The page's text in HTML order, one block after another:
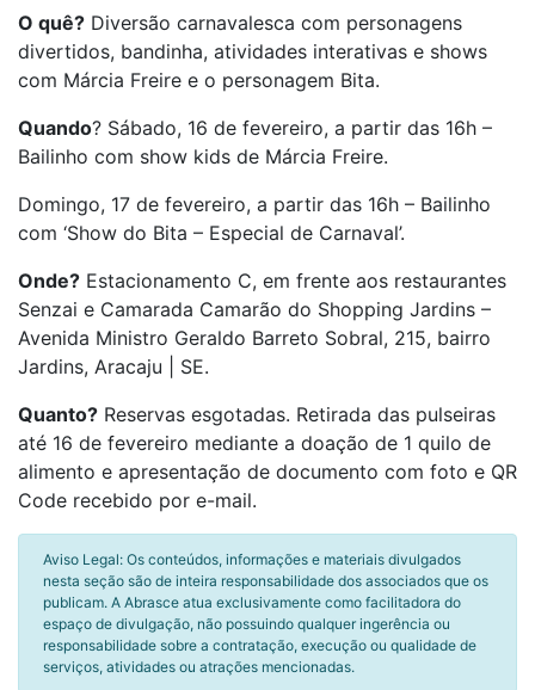
O quê? Diversão carnavalesca com personagens
divertidos, bandinha, atividades interativas e shows
com Márcia Freire e o personagem Bita.
Quando? Sábado, 16 de fevereiro, a partir das 16h –
Bailinho com show kids de Márcia Freire.
Domingo, 17 de fevereiro, a partir das 16h – Bailinho
com ‘Show do Bita – Especial de Carnaval’.
Onde? Estacionamento C, em frente aos restaurantes
Senzai e Camarada Camarão do Shopping Jardins –
Avenida Ministro Geraldo Barreto Sobral, 215, bairro
Jardins, Aracaju | SE.
Quanto? Reservas esgotadas. Retirada das pulseiras
até 16 de fevereiro mediante a doação de 1 quilo de
alimento e apresentação de documento com foto e QR
Code recebido por e-mail.
Aviso Legal: Os conteúdos, informações e materiais divulgados
nesta seção são de inteira responsabilidade dos associados que os
publicam. A Abrasce atua exclusivamente como facilitadora do
espaço de divulgação, não possuindo qualquer ingerência ou
responsabilidade sobre a contratação, execução ou qualidade de
serviços, atividades ou atrações mencionadas.